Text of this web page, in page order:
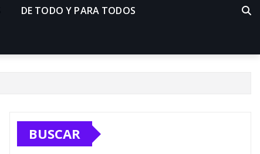
DE TODO Y PARA TODOS
BUSCAR